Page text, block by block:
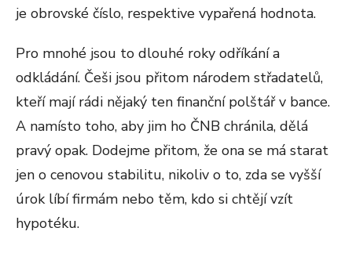
je obrovské číslo, respektive vypařená hodnota.
Pro mnohé jsou to dlouhé roky odříkání a
odkládání. Češi jsou přitom národem střadatelů,
kteří mají rádi nějaký ten finanční polštář v bance.
A namísto toho, aby jim ho ČNB chránila, dělá
pravý opak. Dodejme přitom, že ona se má starat
jen o cenovou stabilitu, nikoliv o to, zda se vyšší
úrok líbí firmám nebo těm, kdo si chtějí vzít
hypotéku.